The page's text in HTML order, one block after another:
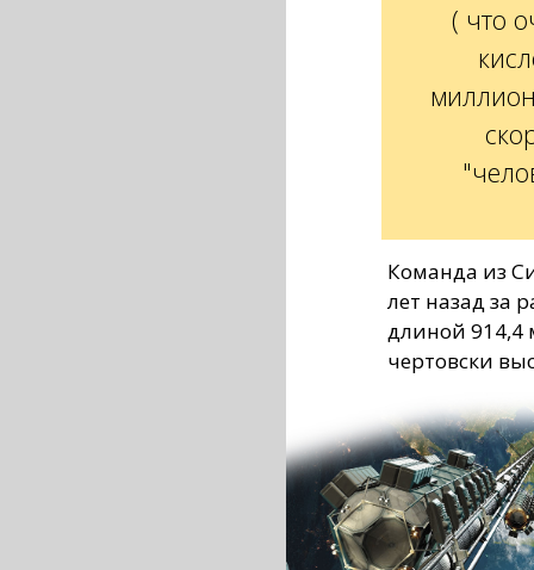
( что
Команда из
лет назад за
длиной 914,4
чертовски